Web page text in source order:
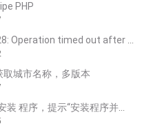
PHP
取城市名称，多版本